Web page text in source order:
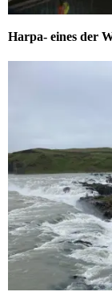
Harpa- eines der